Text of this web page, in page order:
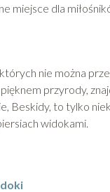
miejsce dla
nie można
przyrody,
Beskidy, to tylko
widokami.